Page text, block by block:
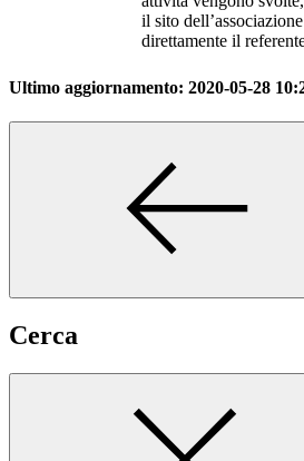
il sito
direttamente il
Ultimo aggiornamento: 2020-05-28
Cerca